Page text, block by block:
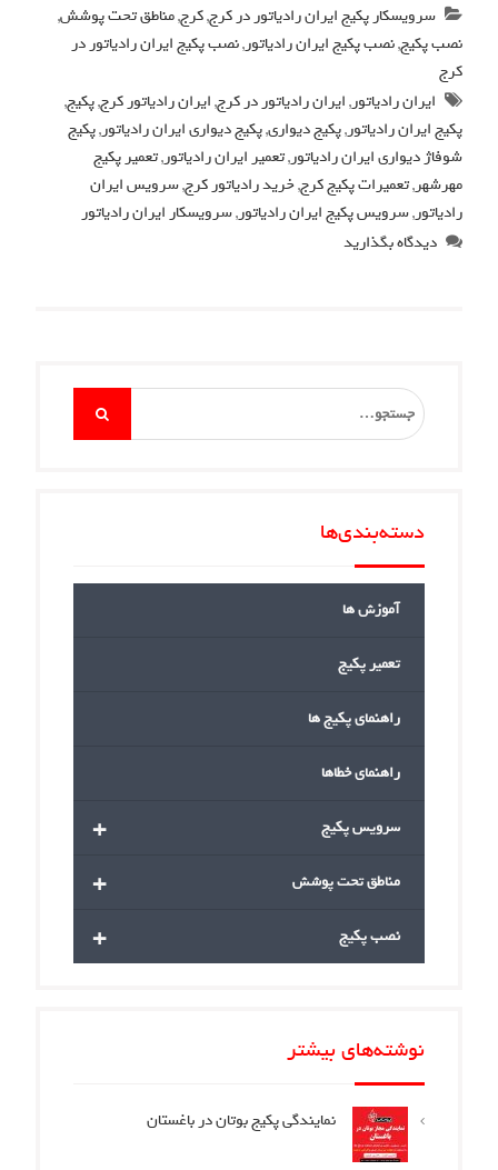
سرویسکار پکیج ایران رادیاتور در کرج,کرج,مناطق تحت پوشش,
نصب پکیج,نصب پکیج ایران رادیاتور,نصب پکیج ایران رادیاتور در
کرج
ایران رادیاتور,ایران رادیاتور در کرج,ایران رادیاتور کرج,پکیج,
پکیج ایران رادیاتور,پکیج دیواری,پکیج دیواری ایران رادیاتور,پکیج
شوفاژ دیواری ایران رادیاتور,تعمیر ایران رادیاتور,تعمیر پکیج
مهرشهر,تعمیرات پکیج کرج,خرید رادیاتور کرج,سرویس ایران
رادیاتور,سرویس پکیج ایران رادیاتور,سرویسکار ایران رادیاتور
دیدگاه بگذارید
Search
for:
دسته‌بندی‌ها
آموزش ها
تعمیر پکیج
راهنمای پکیج ها
راهنمای خطاها
+ سرویس پکیج
+ مناطق تحت پوشش
+ نصب پکیج
نوشته‌های بیشتر
نمایندگی پکیج بوتان در باغستان